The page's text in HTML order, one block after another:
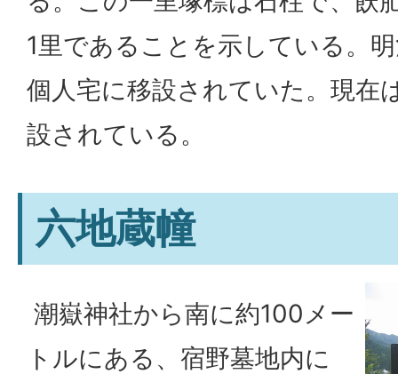
1里であることを示している。
個人宅に移設されていた。現在
設されている。
六地蔵幢
潮嶽神社から南に約100メー
トルにある、宿野墓地内に